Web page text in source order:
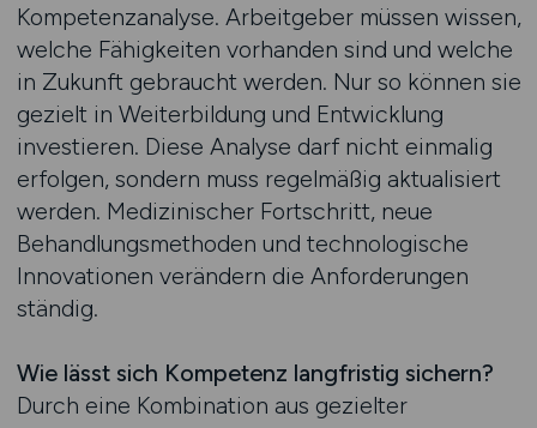
Kompetenzanalyse. Arbeitgeber müssen wissen,
welche Fähigkeiten vorhanden sind und welche
in Zukunft gebraucht werden. Nur so können sie
gezielt in Weiterbildung und Entwicklung
investieren. Diese Analyse darf nicht einmalig
erfolgen, sondern muss regelmäßig aktualisiert
werden. Medizinischer Fortschritt, neue
Behandlungsmethoden und technologische
Innovationen verändern die Anforderungen
ständig.
Wie lässt sich Kompetenz langfristig sichern?
Durch eine Kombination aus gezielter